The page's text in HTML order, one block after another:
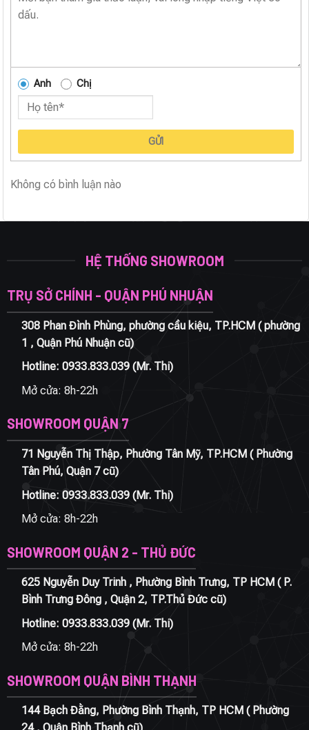
Anh Chị
GỬI
Không có bình luận nào
HỆ THỐNG SHOWROOM
TRỤ SỞ CHÍNH - QUẬN PHÚ NHUẬN
308 Phan Đình Phùng, phường cầu kiệu, TP.HCM ( phường
1 , Quận Phú Nhuận cũ)
Hotline: 0933.833.039(Mr. Thi)
Mở cửa: 8h-22h
SHOWROOM QUẬN 7
71 Nguyễn Thị Thập, Phường Tân Mỹ, TP.HCM ( Phường
Tân Phú, Quận 7 cũ)
Hotline: 0933.833.039(Mr. Thi)
Mở cửa: 8h-22h
SHOWROOM QUẬN 2 - THỦ ĐỨC
625 Nguyễn Duy Trinh , Phường Bình Trưng, TP HCM ( P.
Bình Trưng Đông , Quận 2, TP.Thủ Đức cũ)
Hotline: 0933.833.039(Mr. Thi)
Mở cửa: 8h-22h
SHOWROOM QUẬN BÌNH THẠNH
144 Bạch Đằng, Phường Bình Thạnh, TP HCM ( Phường